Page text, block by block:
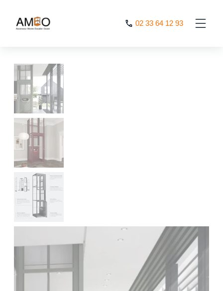
02 33 64 12 93
AMEO>Ascenseur privatif KALEA LUNA